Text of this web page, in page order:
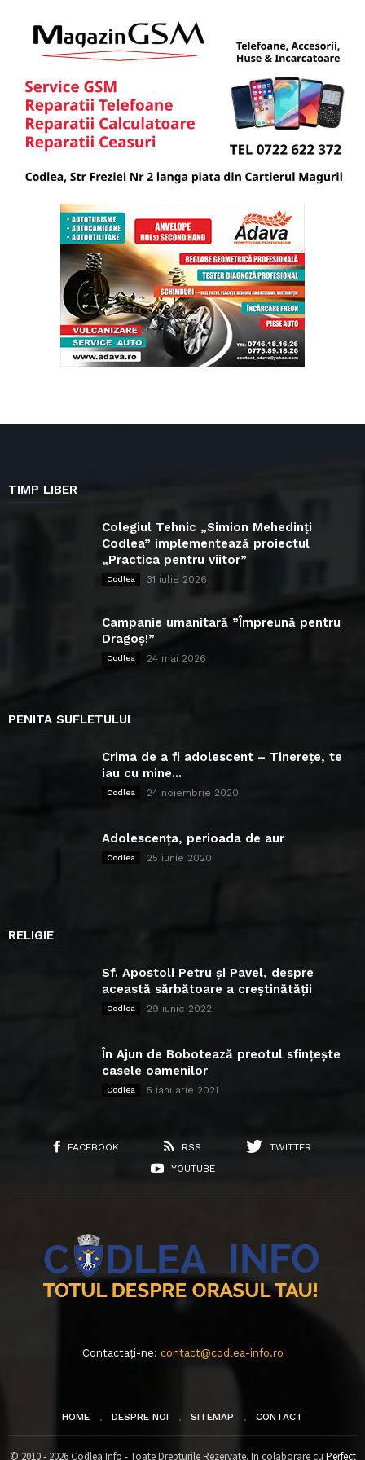
TIMP LIBER
Colegiul Tehnic „Simion Mehedinți
Codlea” implementează proiectul
„Practica pentru viitor”
Codlea 31 iulie 2026
Campanie umanitară ”Împreună pentru
Dragoș!”
Codlea 24 mai 2026
PENITA SUFLETULUI
Crima de a fi adolescent – Tinerețe, te
iau cu mine...
Codlea 24 noiembrie 2020
Adolescența, perioada de aur
Codlea 25 iunie 2020
RELIGIE
Sf. Apostoli Petru și Pavel, despre
această sărbătoare a creștinătății
Codlea 29 iunie 2022
În Ajun de Bobotează preotul sfințește
casele oamenilor
Codlea 5 ianuarie 2021
FACEBOOK RSS
TWITTER
YOUTUBE
Contactați-ne: contact@codlea-info.ro
HOME DESPRE NOI SITEMAP CONTACT
© 2010 - 2026 Codlea Info - Toate Drepturile Rezervate. In colaborare cu Perfect